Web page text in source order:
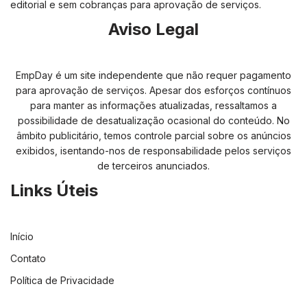
editorial e sem cobranças para aprovação de serviços.
Aviso Legal
EmpDay é um site independente que não requer pagamento
para aprovação de serviços. Apesar dos esforços contínuos
para manter as informações atualizadas, ressaltamos a
possibilidade de desatualização ocasional do conteúdo. No
âmbito publicitário, temos controle parcial sobre os anúncios
exibidos, isentando-nos de responsabilidade pelos serviços
de terceiros anunciados.
Links Úteis
Início
Contato
Política de Privacidade